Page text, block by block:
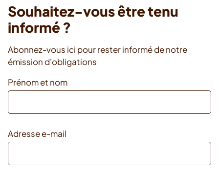
Souhaitez-vous être tenu
informé ?
Abonnez-vous ici pour rester informé de notre
émission d'obligations
Prénom et nom
Adresse e-mail